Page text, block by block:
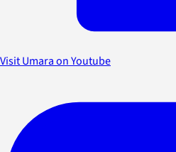
Visit Umara on Youtube